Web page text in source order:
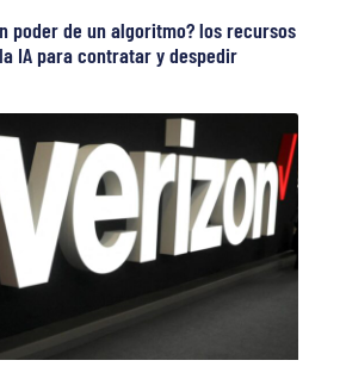
poder de un algoritmo? los recursos
IA para contratar y despedir